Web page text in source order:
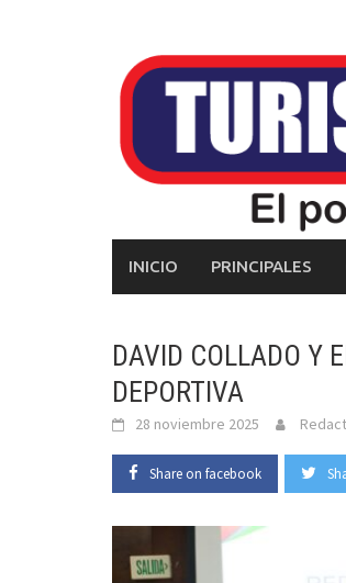
INICIO PRINCIPALES
DAVID COLLADO Y
DEPORTIVA
28 noviembre 2025
Share on facebook